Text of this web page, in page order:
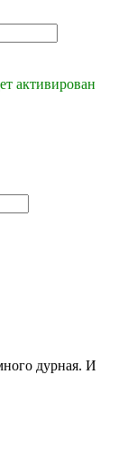
активирован
дурная. И